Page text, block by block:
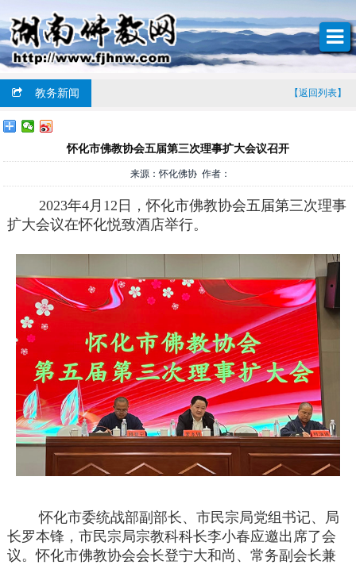
教务新闻 【返回列表】
怀化市佛教协会五届第三次理事扩大会议召开
来源：怀化佛协 作者：
2023年4月12日，怀化市佛教协会五届第三次理事
扩大会议在怀化悦致酒店举行。
怀化市委统战部副部长、市民宗局党组书记、局
长罗本锋，市民宗局宗教科科长李小春应邀出席了会
议。怀化市佛教协会会长登宁大和尚、常务副会长兼